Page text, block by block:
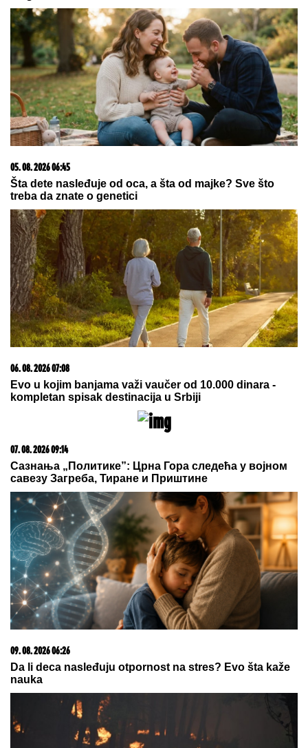
"BAKA STANA... ŽIVI U SELENDRI"Maja Marinković
BRUTALNO, šokirala tvrdnjama o Staniji: "Nije bilo
Takija i nje više od pola sata"
nepriznatog sina Asmina Durdžića, a
sada je otkriven njegov identitet i
zapravo je reč o poznatoj osobi!
(FOTO) SOFIJA JEDVA DOČEKALA
DA MARKO I SANJA GRUJIĆ
RASKINUNe gubi vreme, evo šta je
uradila: Novi rijaliti rat na pomolu
by Aklamator
10. 08. 2026 01:34
Ti nju još voliš: Bebica i posle raskida sa Teodorom
ima samo reči hvale za nju, ne krije koliko mu je lepa!
(VIDEO)
09. 08. 2026 21:55
Markes posle sedmog mesta: "Dovoljno sam se borio
u karijeri"